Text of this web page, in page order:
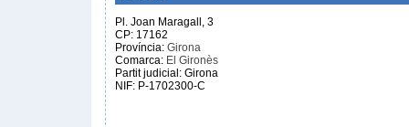
Pl. Joan Maragall, 3
CP: 17162
Província: Girona
Comarca: El Gironès
Partit judicial: Girona
NIF: P-1702300-C